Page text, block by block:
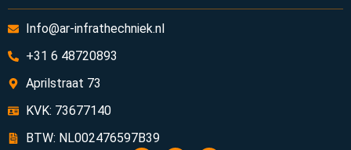
Info@ar-infrathechniek.nl
+31 6 48720893
Aprilstraat 73
KVK: 73677140
BTW: NL002476597B39